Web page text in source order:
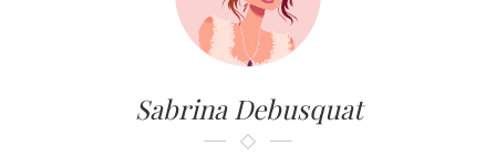
Sabrina Debusquat